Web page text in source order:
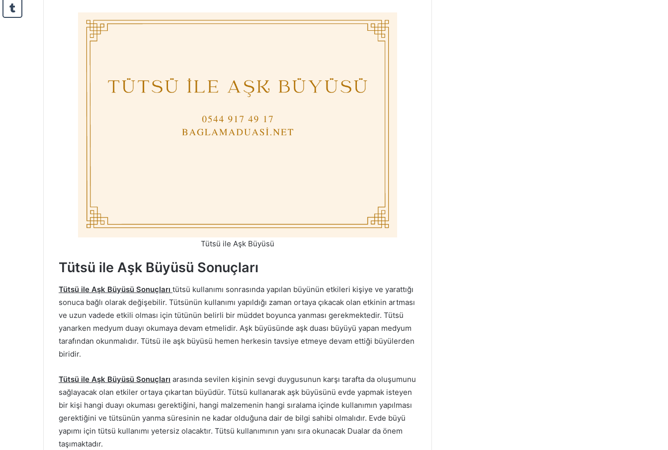
Tütsü ile Aşk Büyüsü
Tütsü ile Aşk Büyüsü Sonuçları
Tütsü ile Aşk Büyüsü Sonuçları tütsü kullanımı sonrasında yapılan büyünün etkileri kişiye ve yarattığı
sonuca bağlı olarak değişebilir. Tütsünün kullanımı yapıldığı zaman ortaya çıkacak olan etkinin artması
ve uzun vadede etkili olması için tütünün belirli bir müddet boyunca yanması gerekmektedir. Tütsü
yanarken medyum duayı okumaya devam etmelidir. Aşk büyüsünde aşk duası büyüyü yapan medyum
tarafından okunmalıdır. Tütsü ile aşk büyüsü hemen herkesin tavsiye etmeye devam ettiği büyülerden
biridir.
Tütsü ile Aşk Büyüsü Sonuçları arasında sevilen kişinin sevgi duygusunun karşı tarafta da oluşumunu
sağlayacak olan etkiler ortaya çıkartan büyüdür. Tütsü kullanarak aşk büyüsünü evde yapmak isteyen
bir kişi hangi duayı okuması gerektiğini, hangi malzemenin hangi sıralama içinde kullanımın yapılması
gerektiğini ve tütsünün yanma süresinin ne kadar olduğuna dair de bilgi sahibi olmalıdır. Evde büyü
yapımı için tütsü kullanımı yetersiz olacaktır. Tütsü kullanımının yanı sıra okunacak Dualar da önem
taşımaktadır.